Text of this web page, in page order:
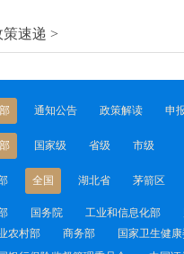
策速递 >
通知公告 政策解读 申
国家级 省级 市级
全国 湖北省 茅箭区
国务院 工业和信息化部
农村部
商务部 国家卫生健